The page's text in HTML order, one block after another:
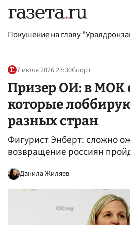
Покушение на главу
7 июля 2026 23:30Спорт
Призер ОИ: в МОК
которые
разных стран
Фигурист Энберт: сложно
возвращение россиян
Данила Жиляев